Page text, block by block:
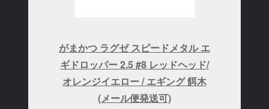
がまかつ ラグゼ スピードメタル エ
ギドロッパー 2.5 #8 レッドヘッド/
オレンジイエロー / エギング 餌木
(メール便発送可)